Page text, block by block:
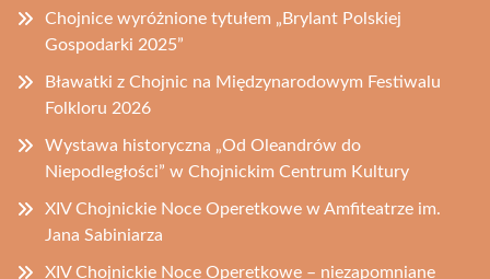
Chojnice wyróżnione tytułem „Brylant Polskiej
Gospodarki 2025”
Bławatki z Chojnic na Międzynarodowym Festiwalu
Folkloru 2026
Wystawa historyczna „Od Oleandrów do
Niepodległości” w Chojnickim Centrum Kultury
XIV Chojnickie Noce Operetkowe w Amfiteatrze im.
Jana Sabiniarza
XIV Chojnickie Noce Operetkowe – niezapomniane